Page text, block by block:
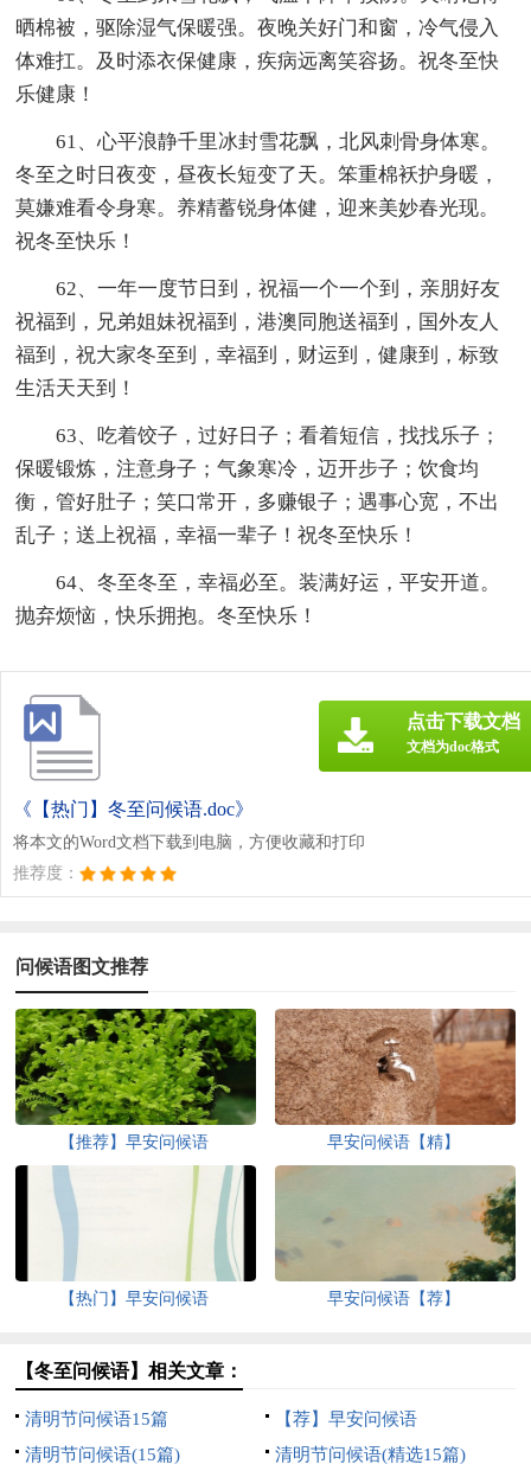
晒棉被，驱除湿气保暖强。夜晚关好门和窗，冷气侵入
体难扛。及时添衣保健康，疾病远离笑容扬。祝冬至快
乐健康！
61、心平浪静千里冰封雪花飘，北风刺骨身体寒。
冬至之时日夜变，昼夜长短变了天。笨重棉袄护身暖，
莫嫌难看令身寒。养精蓄锐身体健，迎来美妙春光现。
祝冬至快乐！
62、一年一度节日到，祝福一个一个到，亲朋好友
祝福到，兄弟姐妹祝福到，港澳同胞送福到，国外友人
福到，祝大家冬至到，幸福到，财运到，健康到，标致
生活天天到！
63、吃着饺子，过好日子；看着短信，找找乐子；
保暖锻炼，注意身子；气象寒冷，迈开步子；饮食均
衡，管好肚子；笑口常开，多赚银子；遇事心宽，不出
乱子；送上祝福，幸福一辈子！祝冬至快乐！
64、冬至冬至，幸福必至。装满好运，平安开道。
抛弃烦恼，快乐拥抱。冬至快乐！
《【热门】冬至问候语.doc》
将本文的Word文档下载到电脑，方便收藏和打印
推荐度：
点击下载文档
文档为doc格式
问候语图文推荐
【推荐】早安问候语 早安问候语【精】
【热门】早安问候语 早安问候语【荐】
【冬至问候语】相关文章：
清明节问候语15篇
【荐】早安问候语
清明节问候语(15篇)
清明节问候语(精选15篇)